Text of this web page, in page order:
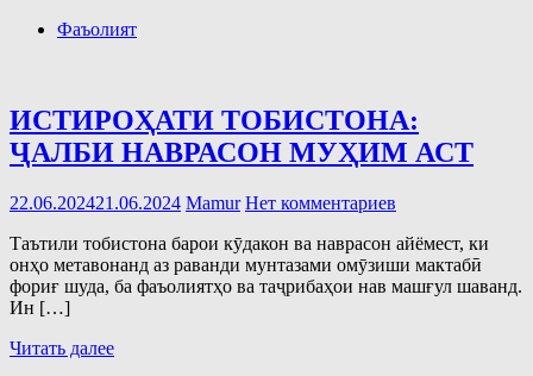
Фаъолият
ИСТИРОҲАТИ ТОБИСТОНА:
ҶАЛБИ НАВРАСОН МУҲИМ АСТ
22.06.202421.06.2024 Mamur Нет комментариев
Таътили тобистона барои кӯдакон ва наврасон айёмест, ки
онҳо метавонанд аз раванди мунтазами омӯзиши мактабӣ
фориғ шуда, ба фаъолиятҳо ва таҷрибаҳои нав машғул шаванд.
Ин […]
Читать далее